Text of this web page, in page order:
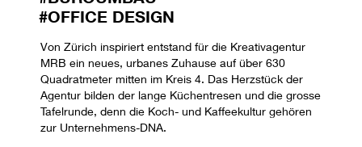
#OFFICE DESIGN
Von Zürich inspiriert entstand für die Kreativagentur
MRB ein neues, urbanes Zuhause auf über 630
Quadratmeter mitten im Kreis 4. Das Herzstück der
Agentur bilden der lange Küchentresen und die grosse
Tafelrunde, denn die Koch- und Kaffeekultur gehören
zur Unternehmens-DNA.